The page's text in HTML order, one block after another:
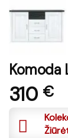
Komoda
310 €